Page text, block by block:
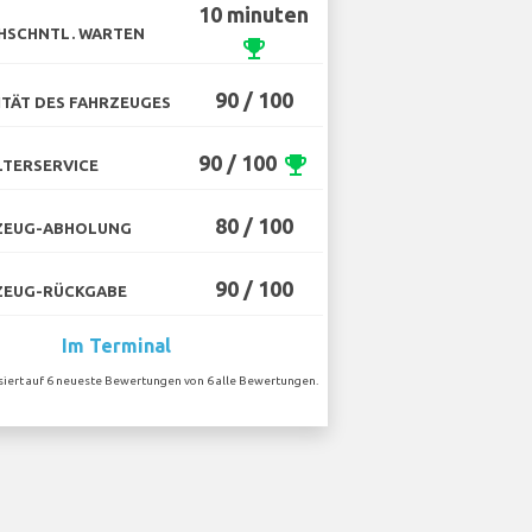
WARTEN
10 minuten
emoji_events
DES FAHRZEUGES 90 / 100
90 / 100 emoji_events
ABHOLUNG 80 / 100
RÜCKGABE 90 / 100
Im Terminal
auf 6 neueste Bewertungen von 6 alle Bewertungen.